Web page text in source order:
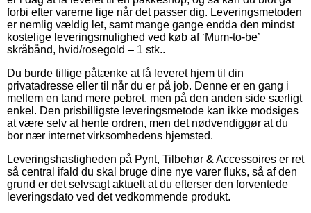
forbi efter varerne lige når det passer dig. Leveringsmetoden
er nemlig vældig let, samt mange gange endda den mindst
kostelige leveringsmulighed ved køb af ‘Mum-to-be’
skråbånd, hvid/rosegold – 1 stk..
Du burde tillige påtænke at få leveret hjem til din
privatadresse eller til når du er på job. Denne er en gang i
mellem en tand mere pebret, men på den anden side særligt
enkel. Den prisbilligste leveringsmetode kan ikke modsiges
at være selv at hente ordren, men det nødvendiggør at du
bor nær internet virksomhedens hjemsted.
Leveringshastigheden på Pynt, Tilbehør & Accessoires er ret
så central ifald du skal bruge dine nye varer fluks, så af den
grund er det selvsagt aktuelt at du efterser den forventede
leveringsdato ved det vedkommende produkt.